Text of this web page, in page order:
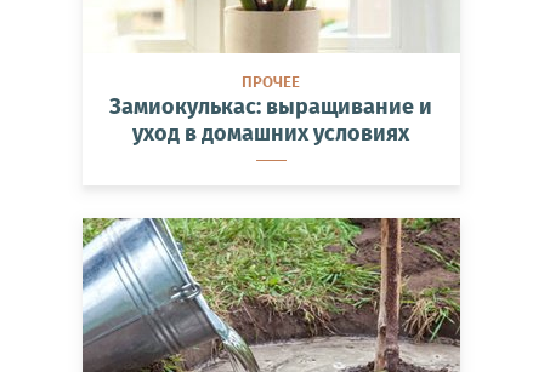
ПРОЧЕЕ
Замиокулькас: выращивание и
уход в домашних условиях